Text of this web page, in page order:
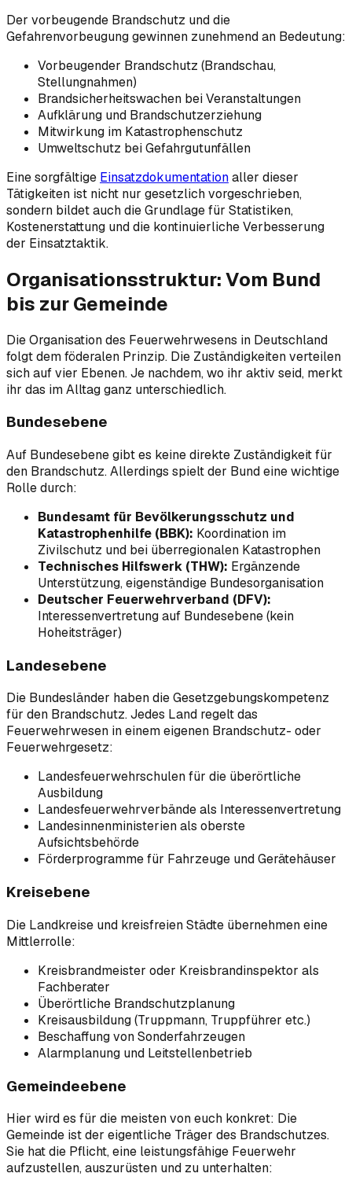
Der vorbeugende Brandschutz und die
Gefahrenvorbeugung gewinnen zunehmend an Bedeutung:
Vorbeugender Brandschutz (Brandschau,
Stellungnahmen)
Brandsicherheitswachen bei Veranstaltungen
Aufklärung und Brandschutzerziehung
Mitwirkung im Katastrophenschutz
Umweltschutz bei Gefahrgutunfällen
Eine sorgfältige Einsatzdokumentationaller dieser
Tätigkeiten ist nicht nur gesetzlich vorgeschrieben,
sondern bildet auch die Grundlage für Statistiken,
Kostenerstattung und die kontinuierliche Verbesserung
der Einsatztaktik.
Organisationsstruktur: Vom Bund
bis zur Gemeinde
Die Organisation des Feuerwehrwesens in Deutschland
folgt dem föderalen Prinzip. Die Zuständigkeiten verteilen
sich auf vier Ebenen. Je nachdem, wo ihr aktiv seid, merkt
ihr das im Alltag ganz unterschiedlich.
Bundesebene
Auf Bundesebene gibt es keine direkte Zuständigkeit für
den Brandschutz. Allerdings spielt der Bund eine wichtige
Rolle durch:
Bundesamt für Bevölkerungsschutz und
Katastrophenhilfe (BBK): Koordination im
Zivilschutz und bei überregionalen Katastrophen
Technisches Hilfswerk (THW): Ergänzende
Unterstützung, eigenständige Bundesorganisation
Deutscher Feuerwehrverband (DFV):
Interessenvertretung auf Bundesebene (kein
Hoheitsträger)
Landesebene
Die Bundesländer haben die Gesetzgebungskompetenz
für den Brandschutz. Jedes Land regelt das
Feuerwehrwesen in einem eigenen Brandschutz- oder
Feuerwehrgesetz:
Landesfeuerwehrschulen für die überörtliche
Ausbildung
Landesfeuerwehrverbände als Interessenvertretung
Landesinnenministerien als oberste
Aufsichtsbehörde
Förderprogramme für Fahrzeuge und Gerätehäuser
Kreisebene
Die Landkreise und kreisfreien Städte übernehmen eine
Mittlerrolle:
Kreisbrandmeister oder Kreisbrandinspektor als
Fachberater
Überörtliche Brandschutzplanung
Kreisausbildung (Truppmann, Truppführer etc.)
Beschaffung von Sonderfahrzeugen
Alarmplanung und Leitstellenbetrieb
Gemeindeebene
Hier wird es für die meisten von euch konkret: Die
Gemeinde ist der eigentliche Träger des Brandschutzes.
Sie hat die Pflicht, eine leistungsfähige Feuerwehr
aufzustellen, auszurüsten und zu unterhalten: